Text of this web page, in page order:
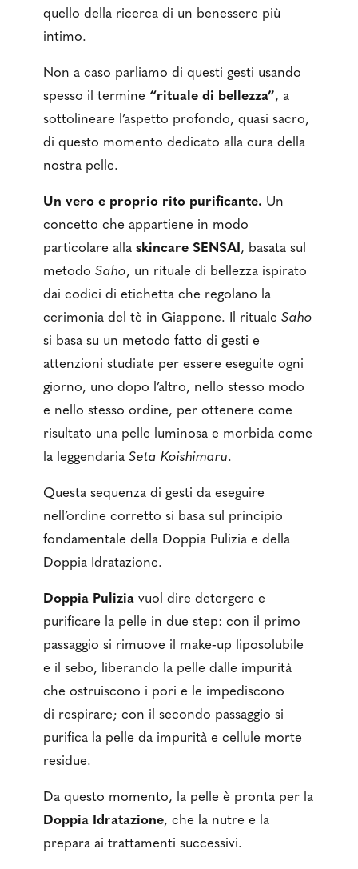
quello della ricerca di un benessere più
intimo.
Non a caso parliamo di questi gesti usando
spesso il termine “rituale di bellezza”, a
sottolineare l’aspetto profondo, quasi sacro,
di questo momento dedicato alla cura della
nostra pelle.
Un vero e proprio rito purificante. Un
concetto che appartiene in modo
particolare allaskincare SENSAI , basata sul
metodoSaho, un rituale di bellezza ispirato
dai codici di etichetta che regolano la
cerimonia del tè in Giappone. Il ritualeSaho
si basa su un metodo fatto di gesti e
attenzioni studiate per essere eseguite ogni
giorno, uno dopo l’altro, nello stesso modo
e nello stesso ordine, per ottenere come
risultato una pelle luminosa e morbida come
la leggendariaSeta Koishimaru.
Questa sequenza di gesti da eseguire
nell’ordine corretto si basa sul principio
fondamentale della Doppia Pulizia e della
Doppia Idratazione.
Doppia Pulizia vuol dire detergere e
purificare la pelle in due step: con il primo
passaggio si rimuove il make‑up liposolubile
e il sebo, liberando la pelle dalle impurità
che ostruiscono i pori e le impediscono
di respirare; con il secondo passaggio si
purifica la pelle da impurità e cellule morte
residue.
Da questo momento, la pelle è pronta per la
Doppia Idratazione, che la nutre e la
prepara ai trattamenti successivi.